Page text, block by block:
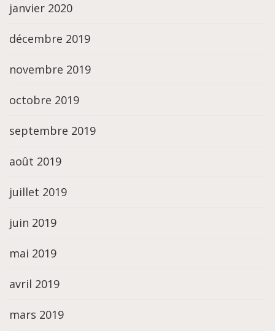
janvier 2020
décembre 2019
novembre 2019
octobre 2019
septembre 2019
août 2019
juillet 2019
juin 2019
mai 2019
avril 2019
mars 2019